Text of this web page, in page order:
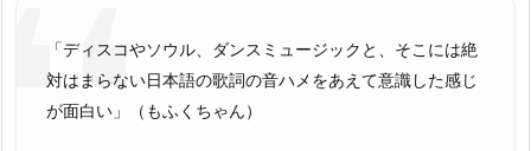
「ディスコやソウル、ダンスミュージックと、そこには絶
対はまらない日本語の歌詞の音ハメをあえて意識した感じ
が面白い」（もふくちゃん）